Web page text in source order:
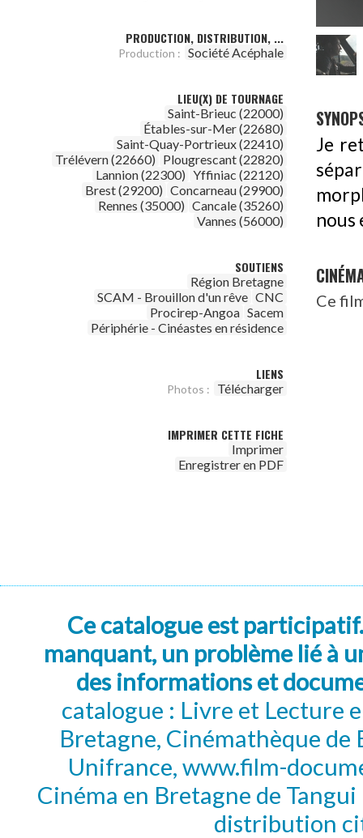
PRODUCTION, DISTRIBUTION, ...
Production : Société Acéphale
LIEU(X) DE TOURNAGE
Saint-Brieuc (22000)
Étables-sur-Mer (22680)
Saint-Quay-Portrieux (22410)
Trélévern (22660) Plougrescant (22820)
Lannion (22300) Yffiniac (22120)
Brest (29200) Concarneau (29900)
Rennes (35000) Cancale (35260)
Vannes (56000)
SOUTIENS
Région Bretagne
SCAM - Brouillon d'un rêve CNC
Procirep-Angoa Sacem
Périphérie - Cinéastes en résidence
LIENS
Photos : Télécharger
IMPRIMER CETTE FICHE
Imprimer
Enregistrer en PDF
Je
nous
Ce
Ce catalogue est
manquant, un problème lié à
des informations et
catalogue : Livre et Lecture
Bretagne, Cinémathèque de
Unifrance, www.film-
Cinéma en Bretagne de
distribution